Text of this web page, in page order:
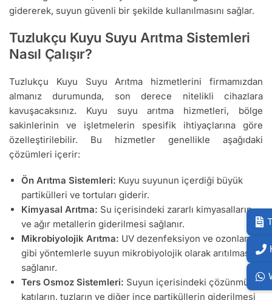
gidererek, suyun güvenli bir şekilde kullanılmasını sağlar.
Tuzlukçu Kuyu Suyu Arıtma Sistemleri
Nasıl Çalışır?
Tuzlukçu Kuyu Suyu Arıtma hizmetlerini firmamızdan
almanız durumunda, son derece nitelikli cihazlara
kavuşacaksınız. Kuyu suyu arıtma hizmetleri, bölge
sakinlerinin ve işletmelerin spesifik ihtiyaçlarına göre
özelleştirilebilir. Bu hizmetler genellikle aşağıdaki
çözümleri içerir:
Ön Arıtma Sistemleri: Kuyu suyunun içerdiği büyük
partikülleri ve tortuları giderir.
Kimyasal Arıtma: Su içerisindeki zararlı kimyasalların
ve ağır metallerin giderilmesi sağlanır.
Mikrobiyolojik Arıtma: UV dezenfeksiyon ve ozonlama
gibi yöntemlerle suyun mikrobiyolojik olarak arıtılması
sağlanır.
Ters Osmoz Sistemleri: Suyun içerisindeki çözünmüş
katıların, tuzların ve diğer ince partiküllerin giderilmesi